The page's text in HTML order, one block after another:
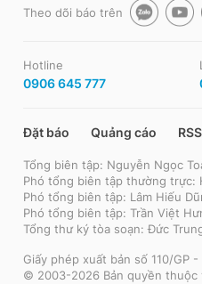
Theo dõi báo trên
Hotline
0906 645 777
Đặt báo Quảng cáo RSS
Tổng biên tập: Nguyễn Ngọc
Phó tổng biên tập thường trực:
Phó tổng biên tập: Lâm Hiếu
Phó tổng biên tập: Trần Việt
Tổng thư ký tòa soạn: Đức
Giấy phép xuất bản số 110/GP
© 2003-2026 Bản quyền thuộc